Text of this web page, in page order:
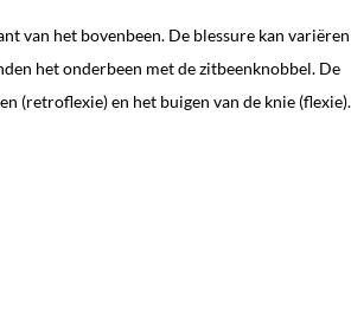
van het bovenbeen. De blessure kan variëren
het onderbeen met de zitbeenknobbel. De
(retroflexie) en het buigen van de knie (flexie).